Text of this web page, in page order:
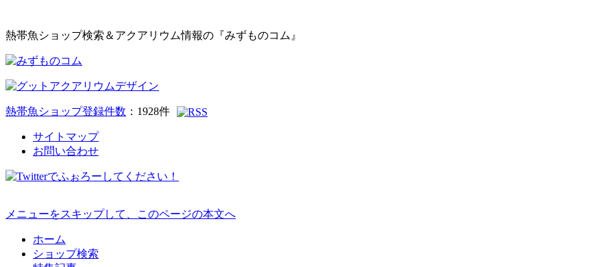
熱帯魚ショップ検索＆アクアリウム情報の『みずものコム』
熱帯魚ショップ登録件数 ： 1928件
サイトマップ
お問い合わせ
メニューをスキップして、このページの本文へ
ホーム
ショップ検索